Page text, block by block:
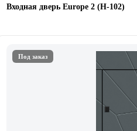
Входная дверь Europe 2 (Н-102)
Под заказ